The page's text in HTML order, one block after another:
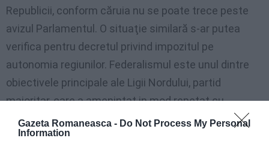
Gazeta Romaneasca - Do Not Process My Personal
Information
Republicii, conform căruia nu se poate trece peste
avizul Parlamentul. O situaţie similară s-ar putea
verifica pentru decretul privind impozitul pe
autonomia regiunilor. Federalismul este unul dintre
obiectivele principale ale Ligii Nordului, partid
majoritar, care a amenintat in mod repetat cu
răsturnarea guvernului şi reîntoarecerea la urne, în
cazul în care reforma nu va fi adoptată.